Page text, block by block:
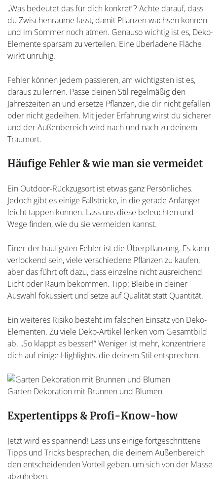
„Was bedeutet das für dich konkret“? Achte darauf, dass
du Zwischenräume lässt, damit Pflanzen wachsen können
und im Sommer noch atmen. Genauso wichtig ist es, Deko-
Elemente sparsam zu verteilen. Eine überladene Fläche
wirkt unruhig.
Fehler können jedem passieren, am wichtigsten ist es,
daraus zu lernen. Passe deinen Stil regelmäßig den
Jahreszeiten an und ersetze Pflanzen, die dir nicht gefallen
oder nicht gedeihen. Mit jeder Erfahrung wirst du sicherer
und der Außenbereich wird nach und nach zu deinem
Traumort.
Häufige Fehler & wie man sie vermeidet
Ein Outdoor-Rückzugsort ist etwas ganz Persönliches.
Jedoch gibt es einige Fallstricke, in die gerade Anfänger
leicht tappen können. Lass uns diese beleuchten und
Wege finden, wie du sie vermeiden kannst.
Einer der häufigsten Fehler ist die Überpflanzung. Es kann
verlockend sein, viele verschiedene Pflanzen zu kaufen,
aber das führt oft dazu, dass einzelne nicht ausreichend
Licht oder Raum bekommen. Tipp: Bleibe in deiner
Auswahl fokussiert und setze auf Qualität statt Quantität.
Ein weiteres Risiko besteht im falschen Einsatz von Deko-
Elementen. Zu viele Deko-Artikel lenken vom Gesamtbild
ab. „So klappt es besser!“ Weniger ist mehr, konzentriere
dich auf einige Highlights, die deinem Stil entsprechen.
Garten Dekoration mit Brunnen und Blumen
Expertentipps & Profi-Know-how
Jetzt wird es spannend! Lass uns einige fortgeschrittene
Tipps und Tricks besprechen, die deinem Außenbereich
den entscheidenden Vorteil geben, um sich von der Masse
abzuheben.